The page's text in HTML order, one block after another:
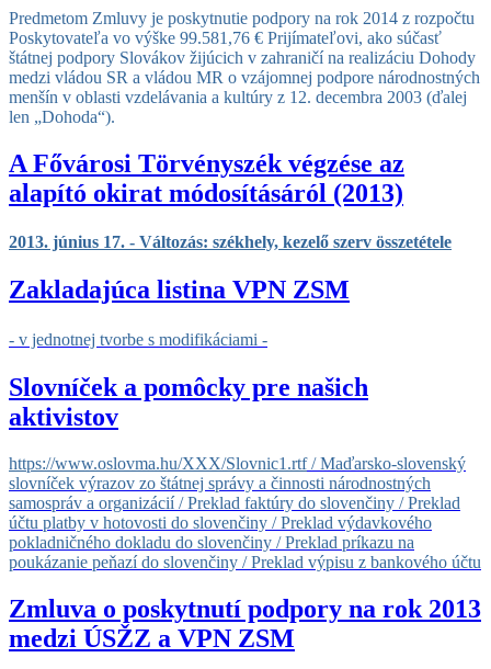
Predmetom Zmluvy je poskytnutie podpory na rok 2014 z rozpočtu
Poskytovateľa vo výške 99.581,76 € Prijímateľovi, ako súčasť
štátnej podpory Slovákov žijúcich v zahraničí na realizáciu Dohody
medzi vládou SR a vládou MR o vzájomnej podpore národnostných
menšín v oblasti vzdelávania a kultúry z 12. decembra 2003 (ďalej
len „Dohoda“).
A Fővárosi Törvényszék végzése az
alapító okirat módosításáról (2013)
2013. június 17. - Változás: székhely, kezelő szerv összetétele
Zakladajúca listina VPN ZSM
- v jednotnej tvorbe s modifikáciami -
Slovníček a pomôcky pre našich
aktivistov
https://www.oslovma.hu/XXX/Slovnic1.rtf/ Maďarsko-slovenský
slovníček výrazov zo štátnej správy a činnosti národnostných
samospráv a organizácií / Preklad faktúry do slovenčiny / Preklad
účtu platby v hotovosti do slovenčiny / Preklad výdavkového
pokladničného dokladu do slovenčiny / Preklad príkazu na
poukázanie peňazí do slovenčiny / Preklad výpisu z bankového účtu
Zmluva o poskytnutí podpory na rok 2013
medzi ÚSŽZ a VPN ZSM